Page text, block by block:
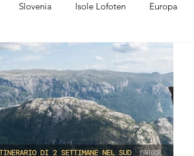
Slovenia Isole Lofoten Europa
East Singapore
Africa Africa Ungheria Perù
Grecia Camper Thailandia